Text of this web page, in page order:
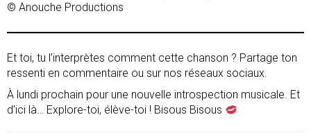
© Anouche Productions
Et toi, tu l’interprètes comment cette chanson ? Partage ton
ressenti en commentaire ou sur nos réseaux sociaux.
À lundi prochain pour une nouvelle introspection musicale. Et
d’ici là… Explore-toi, élève-toi ! Bisous Bisous